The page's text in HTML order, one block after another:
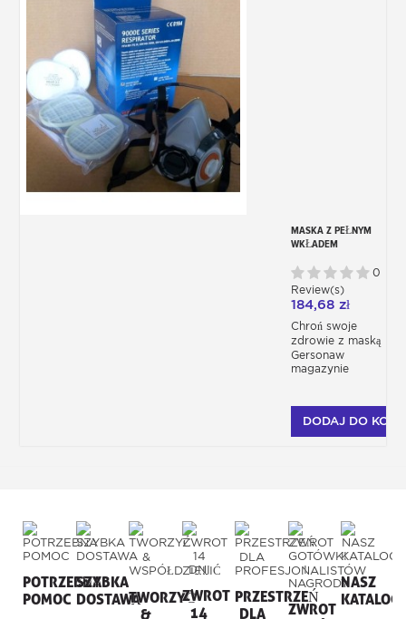
MASKA Z PEŁNYM
WKŁADEM
UŻYTKU
0
Review(s)
184,68 zł
Chroń swoje
zdrowie z maską
Gersonaw
magazynie
DODAJ DO
POTRZEBNA
POMOC
SZYBKA
DOSTAWATWORZYĆ
&
ZWROT
14
PRZESTRZEŃ
DLA
ZWROT
NASZ
KATALOG